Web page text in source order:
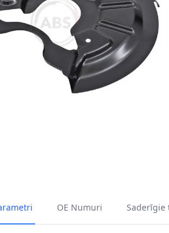
BREMŽU DISKS A.B.S. 11046 1
OE Numuri Saderīgie